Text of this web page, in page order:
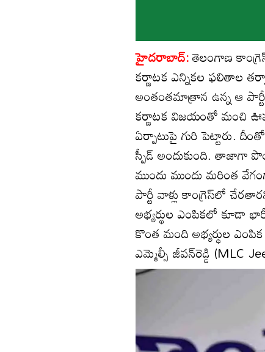
హైదరాబాద్:తెలంగాణ
కర్ణాటక ఎన్నికల ఫలితాల
అంతంతమాత్రాన ఉన్న ఆ
కర్ణాటక విజయంతో మంచి
ఏర్పాటుపై గురి పెట్టారు.
స్పీడ్ అందుకుంది. తాజాగా
ముందు ముందు మరింత
పార్టీ వాళ్లు కాంగ్రెస్‌లో
అభ్యర్థుల ఎంపికలో కూడా
కొంత మంది అభ్యర్థుల
ఎమ్మెల్సీ జీవన్‌రెడ్డి (MLC